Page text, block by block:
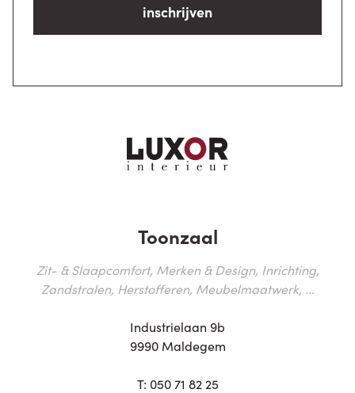
inschrijven
Toonzaal
Zit- & Slaapcomfort, Merken & Design, Inrichting,
Zandstralen, Herstofferen, Meubelmaatwerk, ...
Industrielaan 9b
9990 Maldegem
T: 050 71 82 25